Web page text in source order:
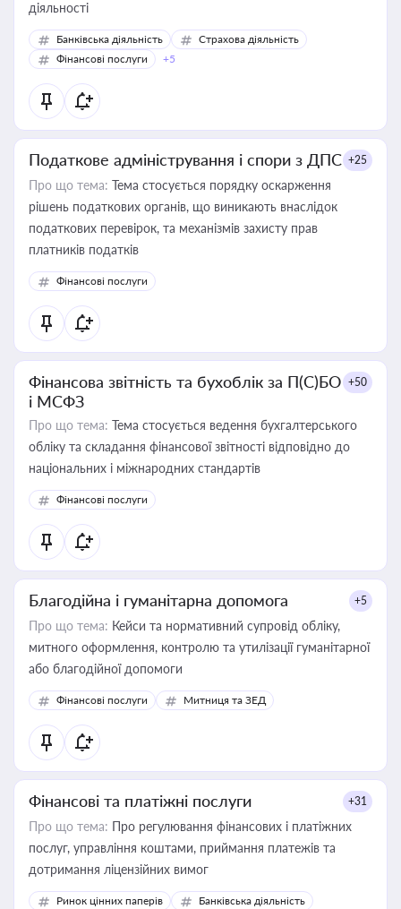
діяльності
Банківська діяльність
Страхова діяльність
Фінансові послуги
+5
Податкове адміністрування і спори з ДПС +25
Про що тема: Тема стосується порядку оскарження
рішень податкових органів, що виникають внаслідок
податкових перевірок, та механізмів захисту прав
платників податків
Фінансові послуги
Фінансова звітність та бухоблік за П(С)БО
і МСФЗ
+50
Про що тема: Тема стосується ведення бухгалтерського
обліку та складання фінансової звітності відповідно до
національних і міжнародних стандартів
Фінансові послуги
Благодійна і гуманітарна допомога +5
Про що тема: Кейси та нормативний супровід обліку,
митного оформлення, контролю та утилізації гуманітарної
або благодійної допомоги
Фінансові послуги Митниця та ЗЕД
Фінансові та платіжні послуги +31
Про що тема: Про регулювання фінансових і платіжних
послуг, управління коштами, приймання платежів та
дотримання ліцензійних вимог
Ринок цінних паперів
Банківська діяльність